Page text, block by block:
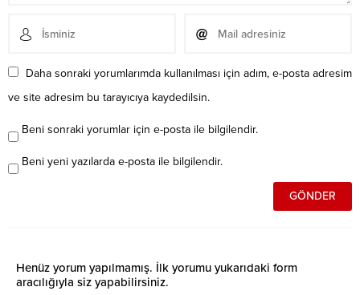
Daha sonraki yorumlarımda kullanılması için adım, e-posta adresim
ve site adresim bu tarayıcıya kaydedilsin.
Beni sonraki yorumlar için e-posta ile bilgilendir.
Beni yeni yazılarda e-posta ile bilgilendir.
Henüz yorum yapılmamış. İlk yorumu yukarıdaki form
aracılığıyla siz yapabilirsiniz.